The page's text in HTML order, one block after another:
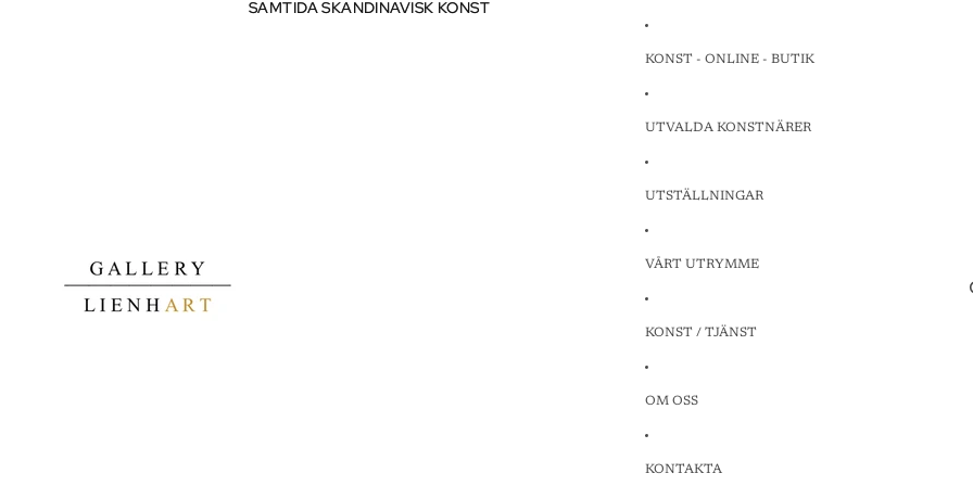
SAMTIDA SKANDINAVISK KONST
SAMTIDA SKANDINAVISK KONST
KONST - ONLINE - BUTIK
UTVALDA KONSTNÄRER
UTSTÄLLNINGAR
VÅRT UTRYMME
KONST / TJÄNST
OM OSS
KONTAKTA